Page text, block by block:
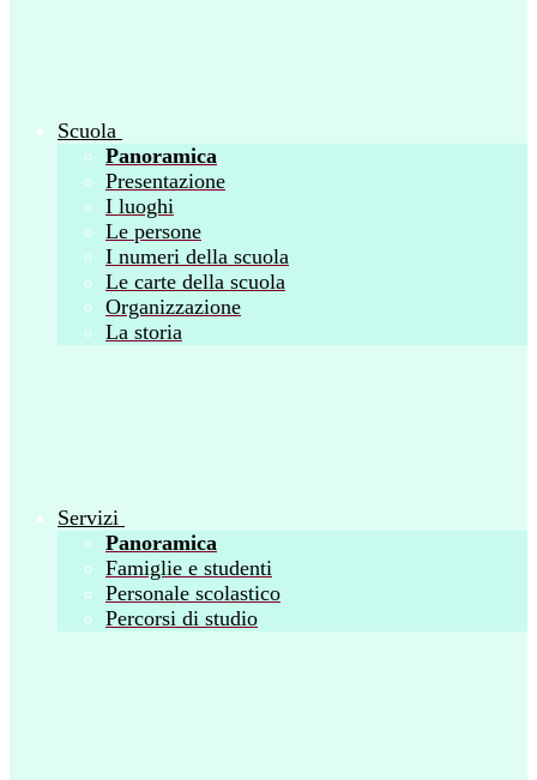
Scuola
Panoramica
Presentazione
I luoghi
Le persone
I numeri della scuola
Le carte della scuola
Organizzazione
La storia
Servizi
Panoramica
Famiglie e studenti
Personale scolastico
Percorsi di studio